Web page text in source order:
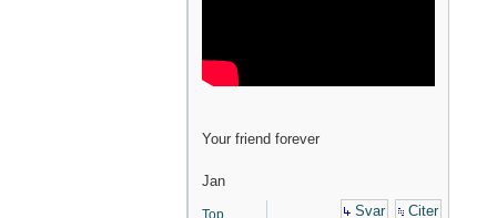
Your friend forever
Jan
Top Svar Citer